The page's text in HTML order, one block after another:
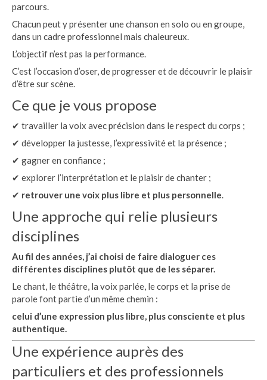
parcours.
Chacun peut y présenter une chanson en solo ou en groupe,
dans un cadre professionnel mais chaleureux.
L’objectif n’est pas la performance.
C’est l’occasion d’oser, de progresser et de découvrir le plaisir
d’être sur scène.
Ce que je vous propose
✔ travailler la voix avec précision dans le respect du corps ;
✔ développer la justesse, l’expressivité et la présence ;
✔ gagner en confiance ;
✔ explorer l’interprétation et le plaisir de chanter ;
✔ retrouver une voix plus libre et plus personnelle
Une approche qui relie plusieurs
disciplines
Au fil des années, j’ai choisi de faire dialoguer ces
différentes disciplines plutôt que de les séparer.
Le chant, le théâtre, la voix parlée, le corps et la prise de
parole font partie d’un même chemin :
celui d’une expression plus libre, plus consciente et plus
authentique.
Une expérience auprès des
particuliers et des professionnels